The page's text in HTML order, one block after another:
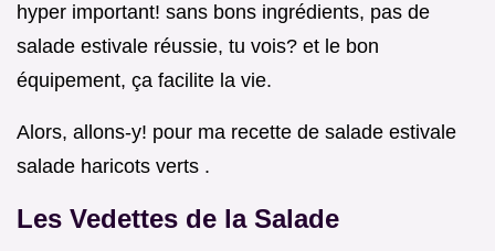
hyper important! sans bons ingrédients, pas de
salade estivale réussie, tu vois? et le bon
équipement, ça facilite la vie.
Alors, allons-y! pour ma recette de salade estivale
salade haricots verts .
Les Vedettes de la Salade